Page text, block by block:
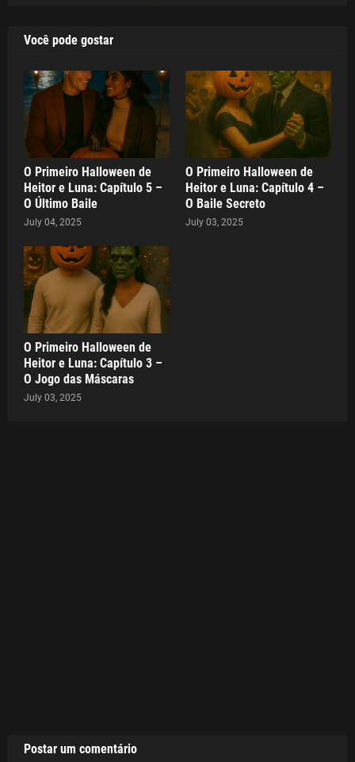
Você pode gostar
O Primeiro Halloween de
Heitor e Luna: Capítulo 5 –
O Último Baile
July 04, 2025
O Primeiro Halloween de
Heitor e Luna: Capítulo 4 –
O Baile Secreto
July 03, 2025
O Primeiro Halloween de
Heitor e Luna: Capítulo 3 –
O Jogo das Máscaras
July 03, 2025
Postar um comentário